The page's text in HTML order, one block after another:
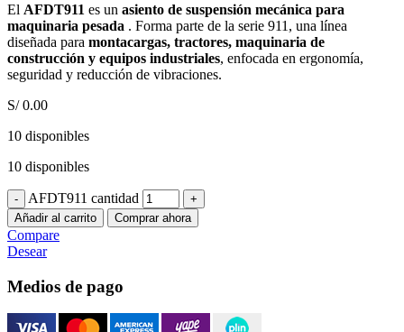
El AFDT911 es un asiento de suspensión mecánica para
maquinaria pesada . Forma parte de la serie 911, una línea
diseñada para montacargas, tractores, maquinaria de
construcción y equipos industriales, enfocada en ergonomía,
seguridad y reducción de vibraciones.
S/0.00
10 disponibles
10 disponibles
AFDT911 cantidad
Añadir al carrito Comprar ahora
Compare
Desear
Medios de pago